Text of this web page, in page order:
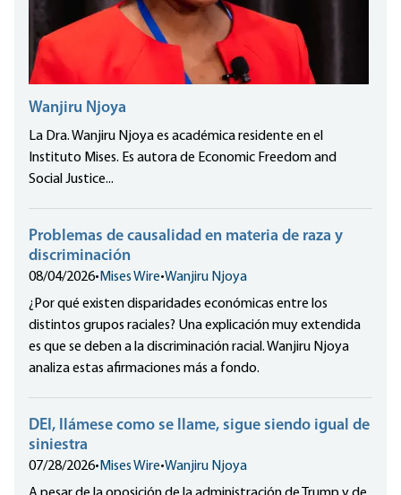
Wanjiru Njoya
La Dra. Wanjiru Njoya es académica residente en el
Instituto Mises. Es autora de Economic Freedom and
Social Justice...
Problemas de causalidad en materia de raza y
discriminación
08/04/2026• Mises Wire•Wanjiru Njoya
¿Por qué existen disparidades económicas entre los
distintos grupos raciales? Una explicación muy extendida
es que se deben a la discriminación racial. Wanjiru Njoya
analiza estas afirmaciones más a fondo.
DEI, llámese como se llame, sigue siendo igual de
siniestra
07/28/2026• Mises Wire•Wanjiru Njoya